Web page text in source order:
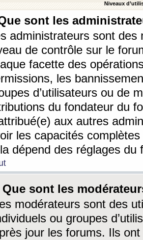
Niveaux
sont les
administrateurs sont
de contrôle sur le
facette des
les
d’utilisateurs ou de
du fondateur du
aux autres
les capacités
dépend des réglages du
Que sont les
modérateurs sont des
ou groupes
jour les forums. Ils ont